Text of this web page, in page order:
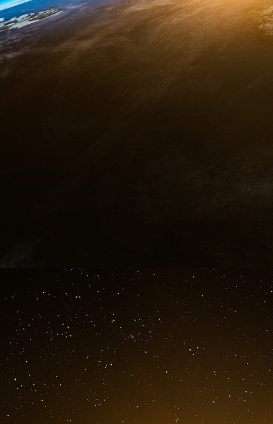
Lehman Brothers
Le 15 septembre 2008, Lehman Brothers
dollars d’avoirs, une dette de près de 619
l’immobilier lui permettent une croissance
et 2006. A la mi-2007, le marché immobilier
au grand jour avec la fermeture de deux
banque Bear Stearns. Bear Stearns sera
une forte activité sur le marché des «
banque à tomber et le titre chute en
2008, la situation financière de Lehman
désastreux. Début septembre 2008,
de dégrader Lehman si elle ne s’adosse pas
à une baisse de 42% du titre le 11 septembre